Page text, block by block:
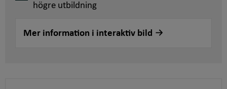
högre utbildning
Mer information i interaktiv bild